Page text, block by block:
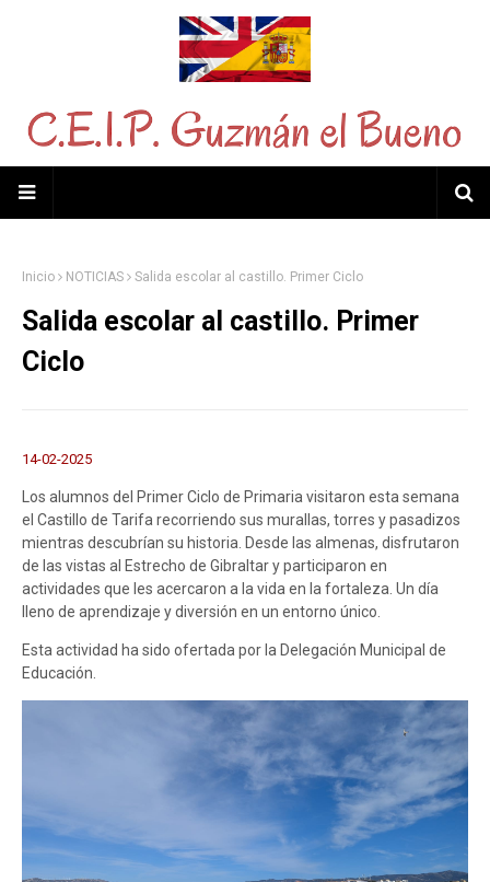
Inicio NOTICIAS Salida escolar al castillo. Primer Ciclo
Salida escolar al castillo. Primer
Ciclo
14-02-2025
Los alumnos del Primer Ciclo de Primaria visitaron esta semana
el Castillo de Tarifa recorriendo sus murallas, torres y pasadizos
mientras descubrían su historia. Desde las almenas, disfrutaron
de las vistas al Estrecho de Gibraltar y participaron en
actividades que les acercaron a la vida en la fortaleza. Un día
lleno de aprendizaje y diversión en un entorno único.
Esta actividad ha sido ofertada por la Delegación Municipal de
Educación.